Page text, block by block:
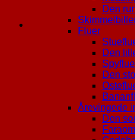
Den
Fluer
Den
Den
Årevingede
Den